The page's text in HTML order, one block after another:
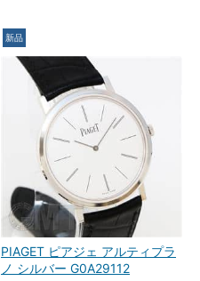
新品
PIAGET ピアジェ アルティプラ
ノ シルバー G0A29112